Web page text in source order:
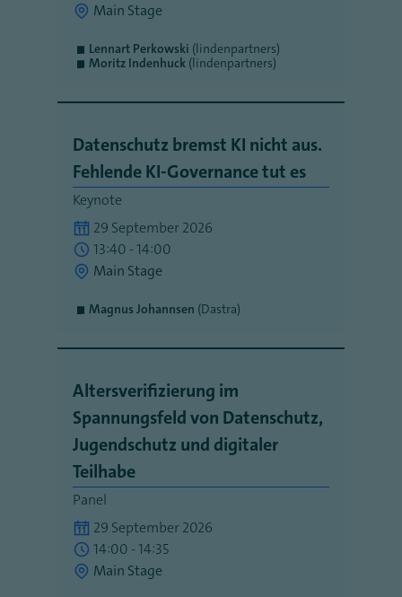
Main Stage
Lennart Perkowski (lindenpartners)
Moritz Indenhuck (lindenpartners)
Datenschutz bremst KI nicht aus.
Fehlende KI-Governance tut es
Keynote
29 September 2026
13:40 - 14:00
Main Stage
Magnus Johannsen (Dastra)
Altersverifizierung im
Spannungsfeld von Datenschutz,
Jugendschutz und digitaler
Teilhabe
Panel
29 September 2026
14:00 - 14:35
Main Stage